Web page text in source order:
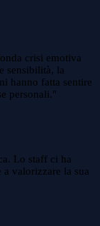
crisi emotiva
sensibilità, la
hanno fatta sentire
personali."
Lo staff ci ha
valorizzare la sua